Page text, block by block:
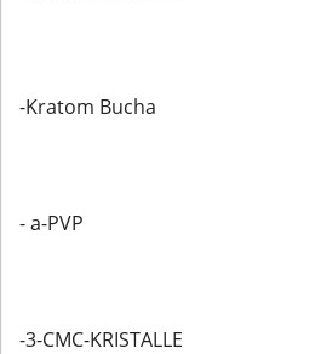
-Kratom Bucha
- a-PVP
-3-CMC-KRISTALLE